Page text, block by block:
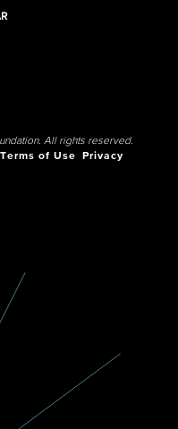
All rights reserved.
Terms of Use
Privacy